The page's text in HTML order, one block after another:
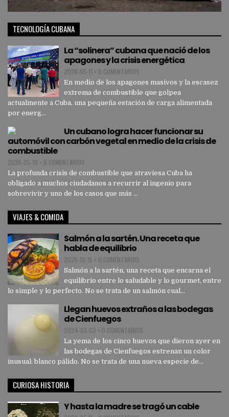
TECNOLOGÍA CUBANA
La “solinera” cubana que nació de los
apagones y la crisis energética
2026-05-11 • 0 COMENTARIOS
En medio de los apagones masivos y la escasez
extrema de combustible que golpea
actualmente a Cuba, una pequeña estación de carga alimentada
por energ...
Un cubano logra hacer funcionar su
automóvil con carbón vegetal en medio de la crisis de
combustible
2026-05-10 • 0 COMENTARIOS
La profunda crisis de combustible que atraviesa Cuba ha
obligado a muchos ciudadanos a recurrir al ingenio para
sobrevivir y uno de los casos que más ...
VIAJES & COMIDA
Salmón a la sartén. Una receta que
habla de equilibrio
2025-10-15 • 0 COMENTARIOS
Salmón a la sartén, una receta que encarna el
equilibrio entre lo saludable y lo gourmet, entre
lo simple y lo perfecto. No se trata de un salmón cual...
Llegan huevos extraños a las bodegas
de Cienfuegos
2024-03-02 • 0 COMENTARIOS
La yema de los cinco huevos que dieron ayer en
las bodegas de Cienfuegos estrenan un color
inusual: blanco pálido. No se trata de una nueva especie de...
CURIOSA HISTORIA
Y hasta la madre se tragó un cable